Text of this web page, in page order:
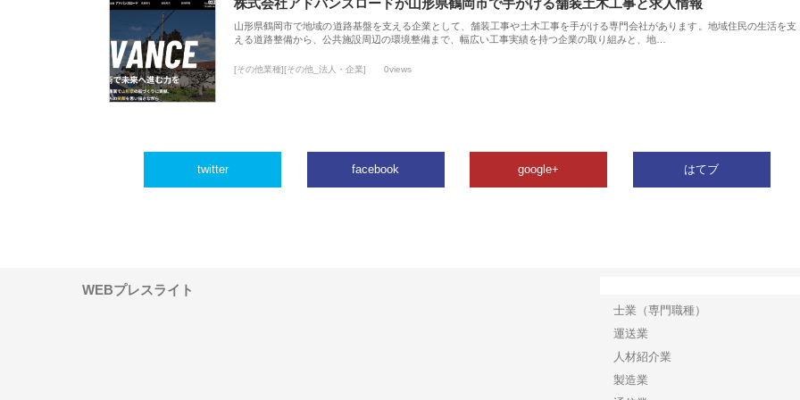
株式会社アドバンスロードが山形県鶴岡市で手がける舗装土木工事と求人情報
山形県鶴岡市で地域の道路基盤を支える企業として、舗装工事や土木工事を手がける専門会社があります。地域住民の生活を支
える道路整備から、公共施設周辺の環境整備まで、幅広い工事実績を持つ企業の取り組みと、地…
[その他業種][その他_法人・企業] 0views
twitter facebook google+ はてブ
WEBプレスライト
士業（専門職種）
運送業
人材紹介業
製造業